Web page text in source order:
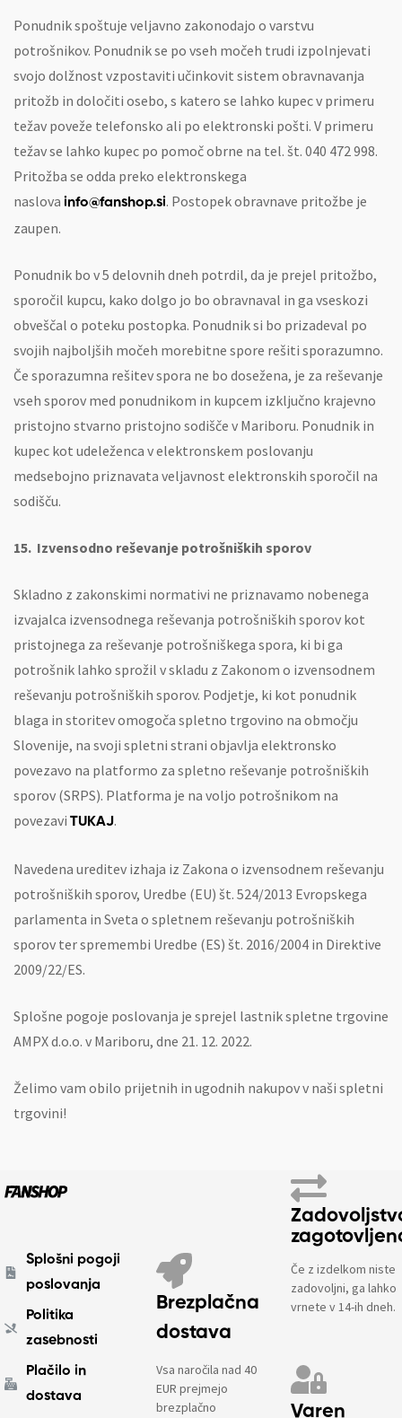
Ponudnik spoštuje veljavno zakonodajo o varstvu
potrošnikov. Ponudnik se po vseh močeh trudi izpolnjevati
svojo dolžnost vzpostaviti učinkovit sistem obravnavanja
pritožb in določiti osebo, s katero se lahko kupec v primeru
težav poveže telefonsko ali po elektronski pošti. V primeru
težav se lahko kupec po pomoč obrne na tel. št. 040 472 998.
Pritožba se odda preko elektronskega
naslova info@fanshop.si. Postopek obravnave pritožbe je
zaupen.
Ponudnik bo v 5 delovnih dneh potrdil, da je prejel pritožbo,
sporočil kupcu, kako dolgo jo bo obravnaval in ga vseskozi
obveščal o poteku postopka. Ponudnik si bo prizadeval po
svojih najboljših močeh morebitne spore rešiti sporazumno.
Če sporazumna rešitev spora ne bo dosežena, je za reševanje
vseh sporov med ponudnikom in kupcem izključno krajevno
pristojno stvarno pristojno sodišče v Mariboru. Ponudnik in
kupec kot udeleženca v elektronskem poslovanju
medsebojno priznavata veljavnost elektronskih sporočil na
sodišču.
15. Izvensodno reševanje potrošniških sporov
Skladno z zakonskimi normativi ne priznavamo nobenega
izvajalca izvensodnega reševanja potrošniških sporov kot
pristojnega za reševanje potrošniškega spora, ki bi ga
potrošnik lahko sprožil v skladu z Zakonom o izvensodnem
reševanju potrošniških sporov. Podjetje, ki kot ponudnik
blaga in storitev omogoča spletno trgovino na območju
Slovenije, na svoji spletni strani objavlja elektronsko
povezavo na platformo za spletno reševanje potrošniških
sporov (SRPS). Platforma je na voljo potrošnikom na
povezavi TUKAJ.
Navedena ureditev izhaja iz Zakona o izvensodnem reševanju
potrošniških sporov, Uredbe (EU) št. 524/2013 Evropskega
parlamenta in Sveta o spletnem reševanju potrošniških
sporov ter spremembi Uredbe (ES) št. 2016/2004 in Direktive
2009/22/ES.
Splošne pogoje poslovanja je sprejel lastnik spletne trgovine
AMPX d.o.o. v Mariboru, dne 21. 12. 2022.
Želimo vam obilo prijetnih in ugodnih nakupov v naši spletni
trgovini!
Splošni pogoji
poslovanja
Politika
zasebnosti
Plačilo in
dostava
Brezplačna
dostava
Vsa naročila nad 40
EUR prejmejo
brezplačno
Če z izdelkom niste
zadovoljni, ga lahko
vrnete v 14-ih dneh.
Varen